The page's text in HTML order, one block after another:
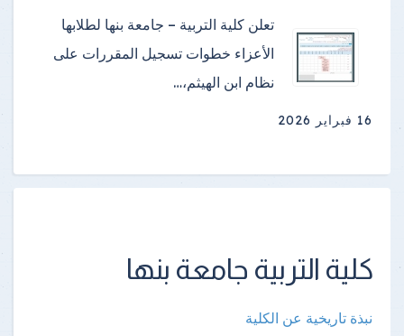
تعلن كلية التربية – جامعة بنها لطلابها
الأعزاء خطوات تسجيل المقررات على
نظام ابن الهيثم،…
16 فبراير 2026
كلية التربية جامعة بنها
نبذة تاريخية عن الكلية